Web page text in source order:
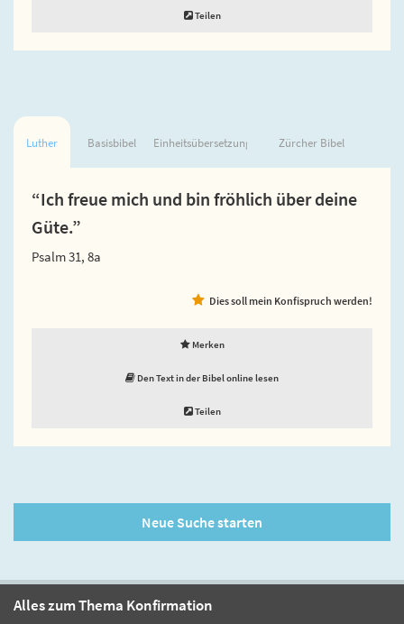
Teilen
Luther Basisbibel Einheitsübersetzung Zürcher Bibel
“Ich freue mich und bin fröhlich über deine
Güte.”
Psalm 31, 8a
Dies soll mein Konfispruch werden!
Merken
Den Text in der Bibel online lesen
Teilen
Neue Suche starten
Alles zum Thema Konfirmation